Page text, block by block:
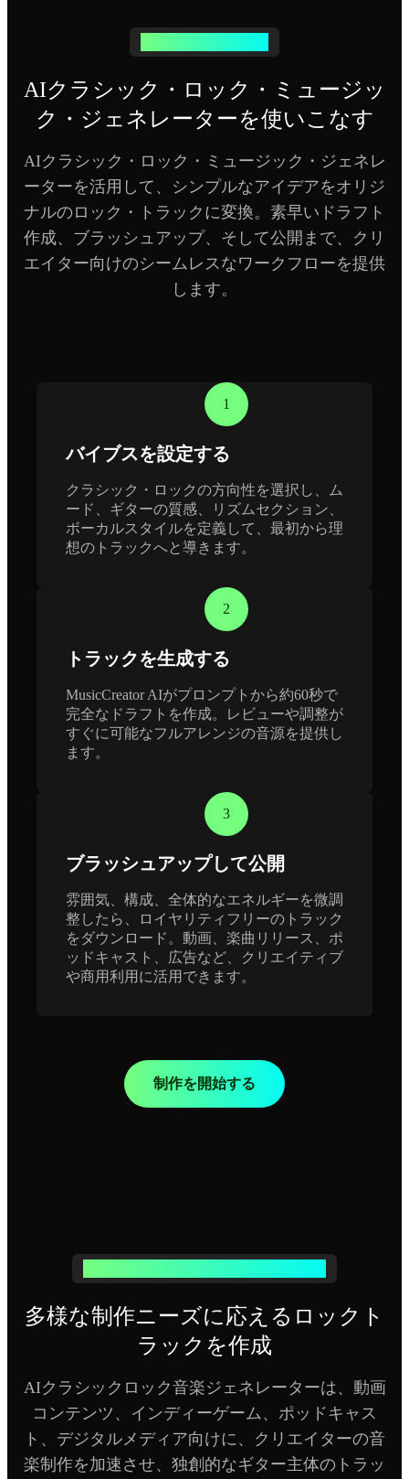
AIクラシック・ロック・ミュージッ
ク・ジェネレーターを使いこなす
AIクラシック・ロック・ミュージック・ジェネレ
ーターを活用して、シンプルなアイデアをオリジ
ナルのロック・トラックに変換。素早いドラフト
作成、ブラッシュアップ、そして公開まで、クリ
エイター向けのシームレスなワークフローを提供
します。
1
バイブスを設定する
クラシック・ロックの方向性を選択し、ム
ード、ギターの質感、リズムセクション、
ボーカルスタイルを定義して、最初から理
想のトラックへと導きます。
2
トラックを生成する
MusicCreator AIがプロンプトから約60秒で
完全なドラフトを作成。レビューや調整が
すぐに可能なフルアレンジの音源を提供し
ます。
3
ブラッシュアップして公開
雰囲気、構成、全体的なエネルギーを微調
整したら、ロイヤリティフリーのトラック
をダウンロード。動画、楽曲リリース、ポ
ッドキャスト、広告など、クリエイティブ
や商用利用に活用できます。
制作を開始する
多様な制作ニーズに応えるロックト
ラックを作成
AIクラシックロック音楽ジェネレーターは、動画
コンテンツ、インディーゲーム、ポッドキャス
ト、デジタルメディア向けに、クリエイターの音
楽制作を加速させ、独創的なギター主体のトラッ